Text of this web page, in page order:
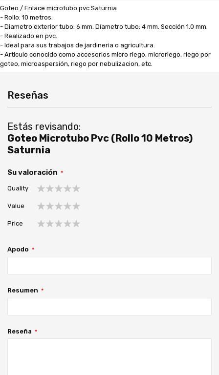
Goteo / Enlace microtubo pvc Saturnia
- Rollo: 10 metros.
- Diametro exterior tubo: 6 mm. Díametro tubo: 4 mm. Sección 1.0 mm.
- Realizado en pvc.
- Ideal para sus trabajos de jardineria o agricultura.
- Articulo conocido como accesorios micro riego, microriego, riego por
goteo, microaspersión, riego por nebulizacion, etc.
Reseñas
Estás revisando:
Goteo Microtubo Pvc (Rollo 10 Metros)
Saturnia
Su valoración
Quality
estrella
estrellas
estrellas
estrellas
estrellas
Value
estrella
estrellas
estrellas
estrellas
estrellas
Price
Apodo
Resumen
Reseña